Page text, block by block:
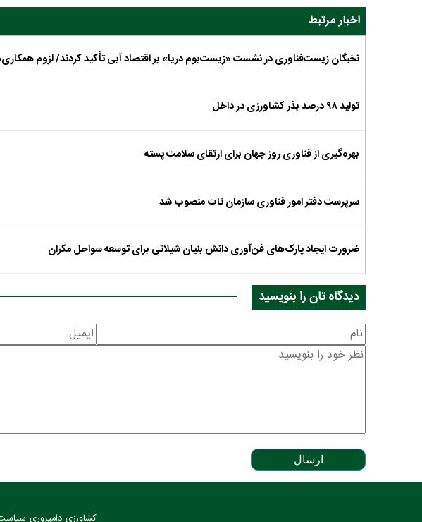
اخبار مرتبط
نخبگان زیست‌فناوری در نشست «زیست‌بوم دریا» بر اقتصاد آبی تأکید کردند/ لزوم
تولید ۹۸ درصد بذر کشاورزی در داخل
بهره‌گیری از فناوری‌ روز جهان برای ارتقای سلامت پسته
سرپرست دفتر امور فناوری سازمان تات منصوب شد
ضرورت ایجاد پارک‌های فن‌آوری دانش بنیان شیلاتی برای توسعه سواحل مکران
دیدگاه تان را بنویسید
ارسال